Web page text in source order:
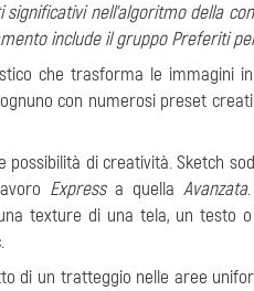
nell'algoritmo della
include il gruppo Preferiti
che trasforma le immagini
con numerosi preset
di creatività. Sketch
Expressa quella Avanzata
texture di una tela, un testo
di un tratteggio nelle aree